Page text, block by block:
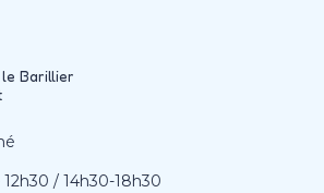
Barillier
12h30 / 14h30-18h30